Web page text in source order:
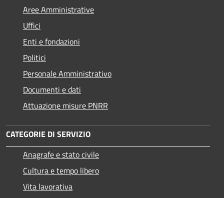
Aree Amministrative
Uffici
Enti e fondazioni
Politici
Personale Amministrativo
Documenti e dati
Attuazione misure PNRR
CATEGORIE DI SERVIZIO
Anagrafe e stato civile
Cultura e tempo libero
Vita lavorativa